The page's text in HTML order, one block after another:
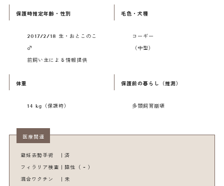
- マンスリーサポーター
- 譲渡会会場提供
□ その他 事業 （売上利益が全額保護活動費用になる仕組み）
is film
学生向け啓発授業
一般向け啓発講演会
営業 / マーケティング 講演会
is CREATIVE
保護時推定年齢・性別
2017/2/18 生・おとこのこ
♂
前飼い主による情報提供
毛色・犬種
コーギー
（中型）
体重
14 kg（保護時）
保護前の暮らし（推測）
多頭飼育崩壊
医療関連
避妊去勢手術 ｜済
フィラリア検査｜陰性（ – ）
混合ワクチン ｜未